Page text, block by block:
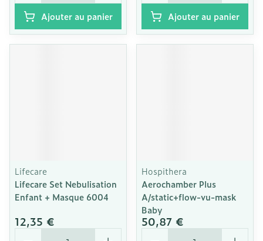
Ajouter au panier Ajouter au panier
Lifecare
Lifecare Set Nebulisation
Enfant + Masque 6004
12,35 €
Quantité
Hospithera
Aerochamber Plus
A/static+flow-vu-mask
Baby
50,87 €
Quantité